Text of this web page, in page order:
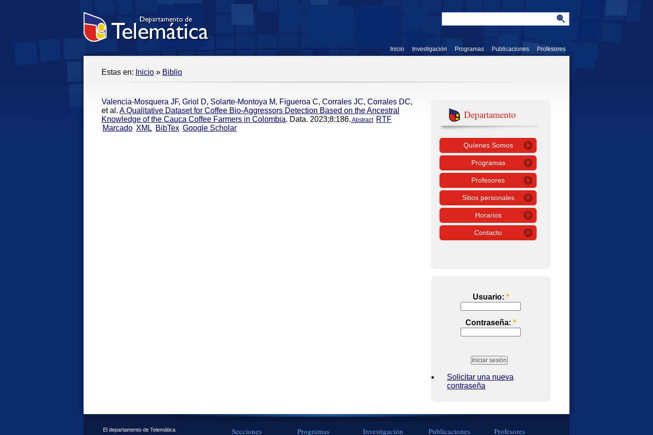
Inicio Investigación Programas Publicaciones Profesores
Estas en: Inicio » Biblio
Valencia-Mosquera JF, Griol D, Solarte-Montoya M, Figueroa C, Corrales JC, Corrales DC,
et al. A Qualitative Dataset for Coffee Bio-Aggressors Detection Based on the Ancestral
Knowledge of the Cauca Coffee Farmers in Colombia. Data. 2023;8:186. Abstract RTF
Marcado XML BibTex Google Scholar
Departamento
Quíenes Somos
Programas
Profesores
Sitios personales
Horarios
Contacto
Usuario: *
Contraseña: *
Solicitar una nueva
contraseña
El departamento de Telemática
Secciones Programas Investigación Publicaciones Profesores